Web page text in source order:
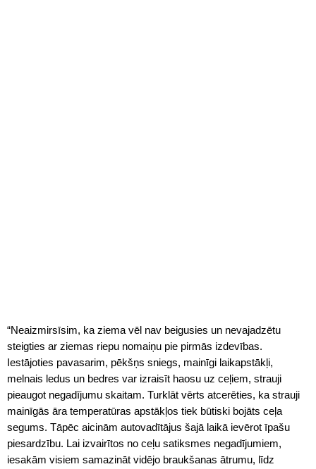
“Neaizmirsīsim, ka ziema vēl nav beigusies un nevajadzētu
steigties ar ziemas riepu nomaiņu pie pirmās izdevības.
Iestājoties pavasarim, pēkšņs sniegs, mainīgi laikapstākļi,
melnais ledus un bedres var izraisīt haosu uz ceļiem, strauji
pieaugot negadījumu skaitam. Turklāt vērts atcerēties, ka strauji
mainīgās āra temperatūras apstākļos tiek būtiski bojāts ceļa
segums. Tāpēc aicinām autovadītājus šajā laikā ievērot īpašu
piesardzību. Lai izvairītos no ceļu satiksmes negadījumiem,
iesakām visiem samazināt vidējo braukšanas ātrumu, līdz